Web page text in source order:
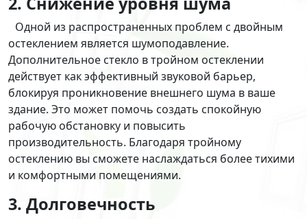
Одной из распространенных проблем с двойным
остеклением является шумоподавление.
Дополнительное стекло в тройном остеклении
действует как эффективный звуковой барьер,
блокируя проникновение внешнего шума в ваше
здание. Это может помочь создать спокойную
рабочую обстановку и повысить
производительность. Благодаря тройному
остеклению вы сможете наслаждаться более тихими
и комфортными помещениями.
3. Долговечность